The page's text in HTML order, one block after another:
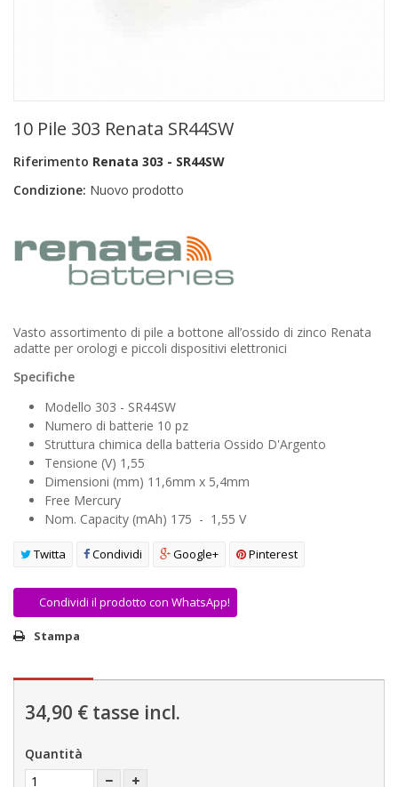
FAI DA TE
PROMOZIONI E COUPON
ARTICOLI IN OFFERTA
AREA RIVENDITORI
10 Pile 303 Renata SR44SW
Riferimento Renata 303 - SR44SW
Condizione: Nuovo prodotto
Vasto assortimento di pile a bottone all’ossido di zinco Renata
adatte per orologi e piccoli dispositivi elettronici
Specifiche
Modello 303 - SR44SW
Numero di batterie 10 pz
Struttura chimica della batteria Ossido D'Argento
Tensione (V) 1,55
Dimensioni (mm) 11,6mm x 5,4mm
Free Mercury
Nom. Capacity (mAh) 175 - 1,55 V
Twitta Condividi Google+ Pinterest
Condividi il prodotto con WhatsApp!
Stampa
34,90 € tasse incl.
Quantità